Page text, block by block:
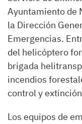
Ayuntamiento de
la Dirección
Emergencias.
del helicóptero
brigada
incendios
control y
Los equipos de